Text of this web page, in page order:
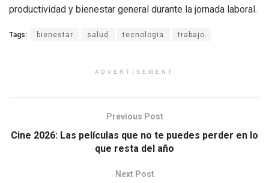
productividad y bienestar general durante la jornada laboral.
Tags: bienestar salud tecnologia trabajo
ADVERTISEMENT
Previous Post
Cine 2026: Las películas que no te puedes perder en lo
que resta del año
Next Post